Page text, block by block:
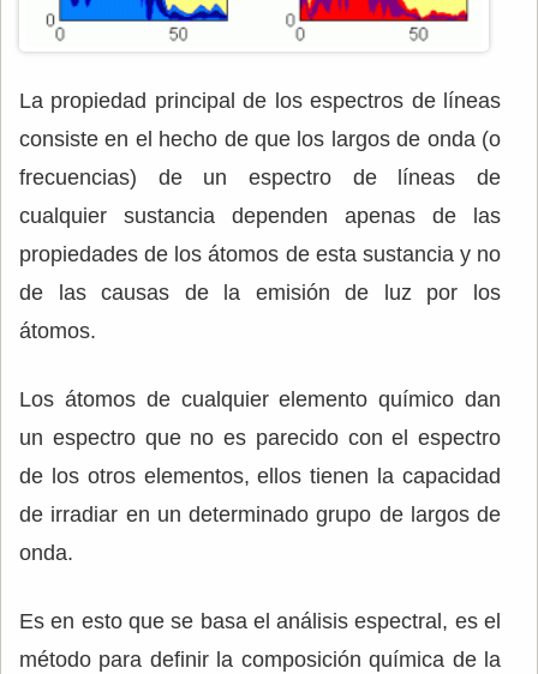
La propiedad principal de los espectros de líneas
consiste en el hecho de que los largos de onda (o
frecuencias) de un espectro de líneas de
cualquier sustancia dependen apenas de las
propiedades de los átomos de esta sustancia y no
de las causas de la emisión de luz por los
átomos.
Los átomos de cualquier elemento químico dan
un espectro que no es parecido con el espectro
de los otros elementos, ellos tienen la capacidad
de irradiar en un determinado grupo de largos de
onda.
Es en esto que se basa el análisis espectral, es el
método para definir la composición química de la